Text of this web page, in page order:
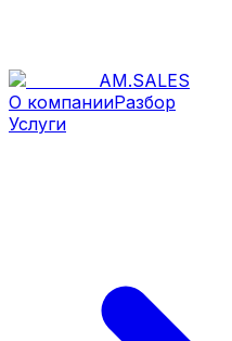
AM.SALES
О компанииРазбор
Услуги